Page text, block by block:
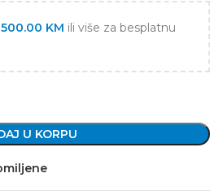
500.00 KM ili više za besplatnu
U KORPU